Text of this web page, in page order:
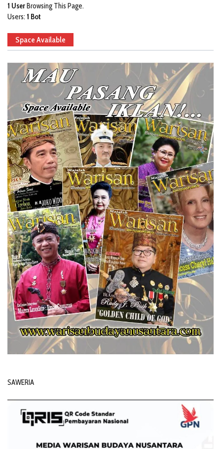
1 UserBrowsing This Page.
Users: 1 Bot
Space Available
SAWERIA